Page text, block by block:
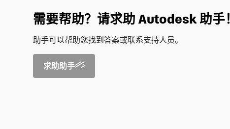
需要帮助？请求助 Autodesk 助手！
助手可以帮助您找到答案或联系支持人员。
求助助手